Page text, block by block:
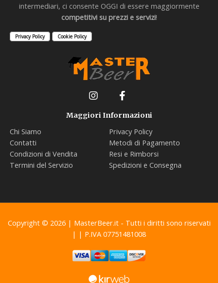
intermediari, ci consente OGGI di essere maggiormente
competitivi su prezzi e servizi!
Privacy Policy Cookie Policy
Maggiori Informazioni
Chi Siamo
Contatti
Condizioni di Vendita
Termini del Servizio
Privacy Policy
Metodi di Pagamento
Resi e Rimborsi
Spedizioni e Consegna
Copyright © 2026 | MasterBeer.it - Tutti i diritti sono riservati
| | P.IVA 07751481008